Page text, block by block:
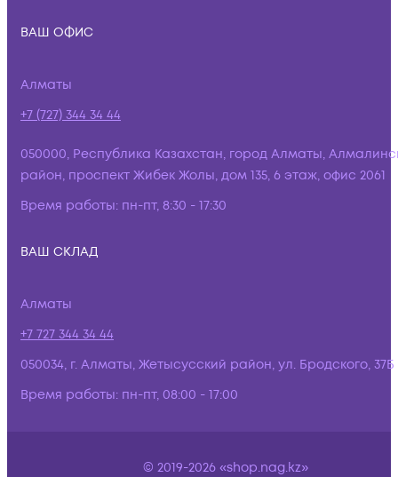
ВАШ ОФИС
Алматы
+7 (727) 344 34 44
050000, Республика Казахстан, город Алматы,
район, проспект Жибек Жолы, дом 135, 6 этаж, офис 2061
Время работы: пн-пт, 8:30 - 17:30
ВАШ СКЛАД
Алматы
+7 727 344 34 44
050034, г. Алматы, Жетысусский район, ул. Бродского, 37Б
Время работы: пн-пт, 08:00 - 17:00
© 2019-2026 «shop.nag.kz»